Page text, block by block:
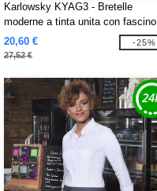
Karlowsky KYAG3 - Bretelle
moderne a tinta unita con fascino
urbano
20,60 €
27,52 €
-25%